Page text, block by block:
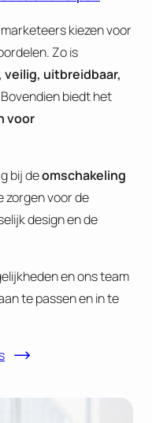
kiezen voor
Zo is
veilig, uitbreidbaar,
Bovendien biedt het
voor
bij deomschakeling
zorgen voor de
design en de
en ons team
te passen en in te